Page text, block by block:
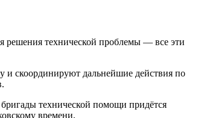
решения технической проблемы — все эти
и скоординируют дальнейшие действия по
бригады технической помощи придётся
времени.